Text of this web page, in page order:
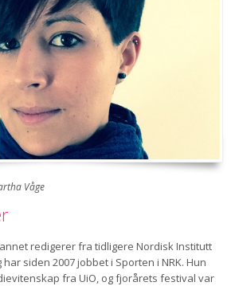
Våge
redigerer fra tidligere Nordisk Institutt
siden 2007 jobbet i Sporten i NRK. Hun
fra UiO, og fjorårets festival var